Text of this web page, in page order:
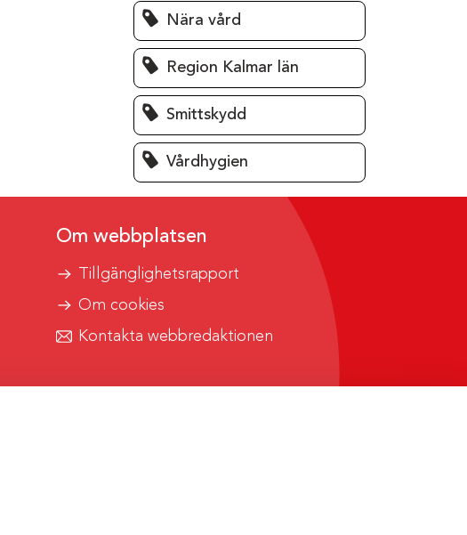
Nära vård
Region Kalmar län
Smittskydd
Vårdhygien
Om webbplatsen
Tillgänglighetsrapport
Om cookies
Kontakta webbredaktionen